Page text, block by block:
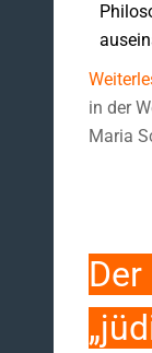
in der
Maria